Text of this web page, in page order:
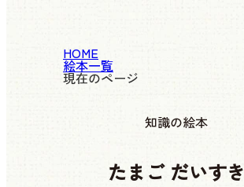
HOME
絵本一覧
現在のページ
知識の絵本
たまご だいすき